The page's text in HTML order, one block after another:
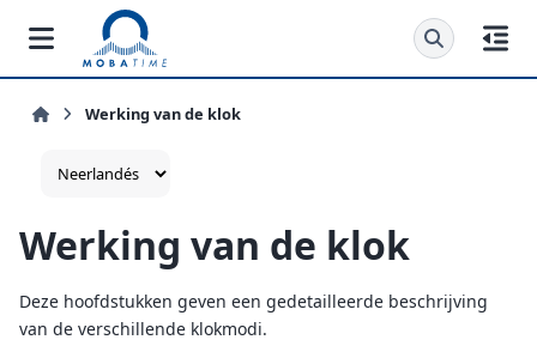
Werking van de klok
Werking van de klok
Deze hoofdstukken geven een gedetailleerde beschrijving
van de verschillende klokmodi.